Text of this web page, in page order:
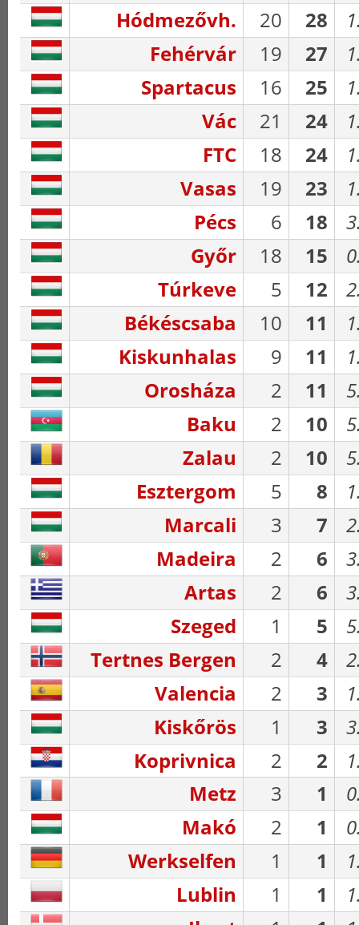
Hódmezővh.
20 28
Fehérvár
19 27
Spartacus
16 25
Vác
21 24
FTC
18 24
Vasas
19 23
Pécs
6 18
Győr
18 15
Túrkeve
5 12
Békéscsaba
10 11
Kiskunhalas
9 11
Orosháza
2 11
Baku
2 10
Zalau
2 10
Esztergom
5 8
Marcali
3 7
Madeira
2 6
Artas
2 6
Szeged
1 5
Tertnes Bergen
2 4
Valencia
2 3
Kiskőrös
1 3
Koprivnica
2 2
Metz
3 1
Makó
2 1
Werkselfen
1 1
Lublin
1 1